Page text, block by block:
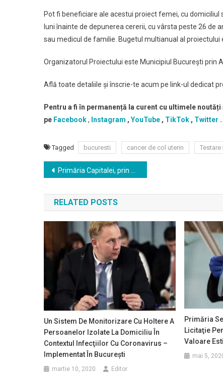
Pot fi beneficiare ale acestui proiect femei, cu
luni înainte de depunerea cererii, cu vârsta peste 26 de
sau medicul de familie. Bugetul multianual al proiectului
Organizatorul Proiectului este Municipiul București prin
Află toate detaliile și înscrie-te acum pe link-ul dedicat
Pentru a fi în permanență la curent cu ultimele
pe Facebook, Instagram , YouTube , TikTok , Twitter .
Tagged bucuresti cancer de col uterin
Navigare
în
articole
Primăria Capitalei, prin ASSMB, oferă pacienților oncologici din București un sprijin financiar de 5.850 de lei pentru un pachet de servicii esențiale de recuperare
RELATED POSTS
Un Sistem De Monitorizare Cu Holtere A
Persoanelor Izolate La Domiciliu În
Contextul Infecţiilor Cu Coronavirus –
Implementat În Bucureşti
martie 10, 2020 Editor
Primăria
Licitaţie
Valoare
mai 5,